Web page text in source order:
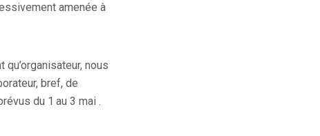
amenée à
nous
bref, de
du 1 au 3 mai .